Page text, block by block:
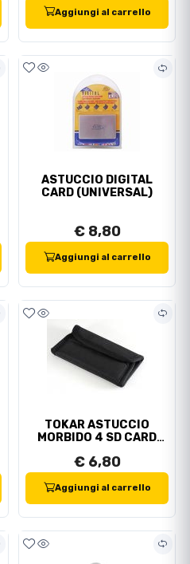
Aggiungi al carrello
ASTUCCIO DIGITAL
CARD (UNIVERSAL)
€ 8,80
Aggiungi al carrello
TOKAR ASTUCCIO
MORBIDO 4 SD CARD
€ 6,80
Aggiungi al carrello